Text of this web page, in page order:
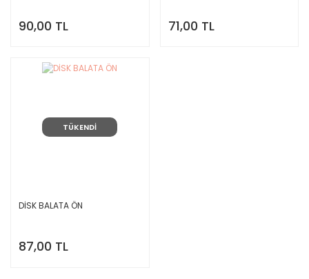
90,00 TL 71,00 TL
TÜKENDİ
DİSK BALATA ÖN
87,00 TL